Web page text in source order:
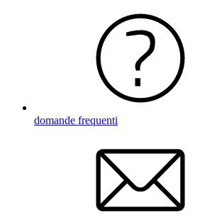
domande frequenti